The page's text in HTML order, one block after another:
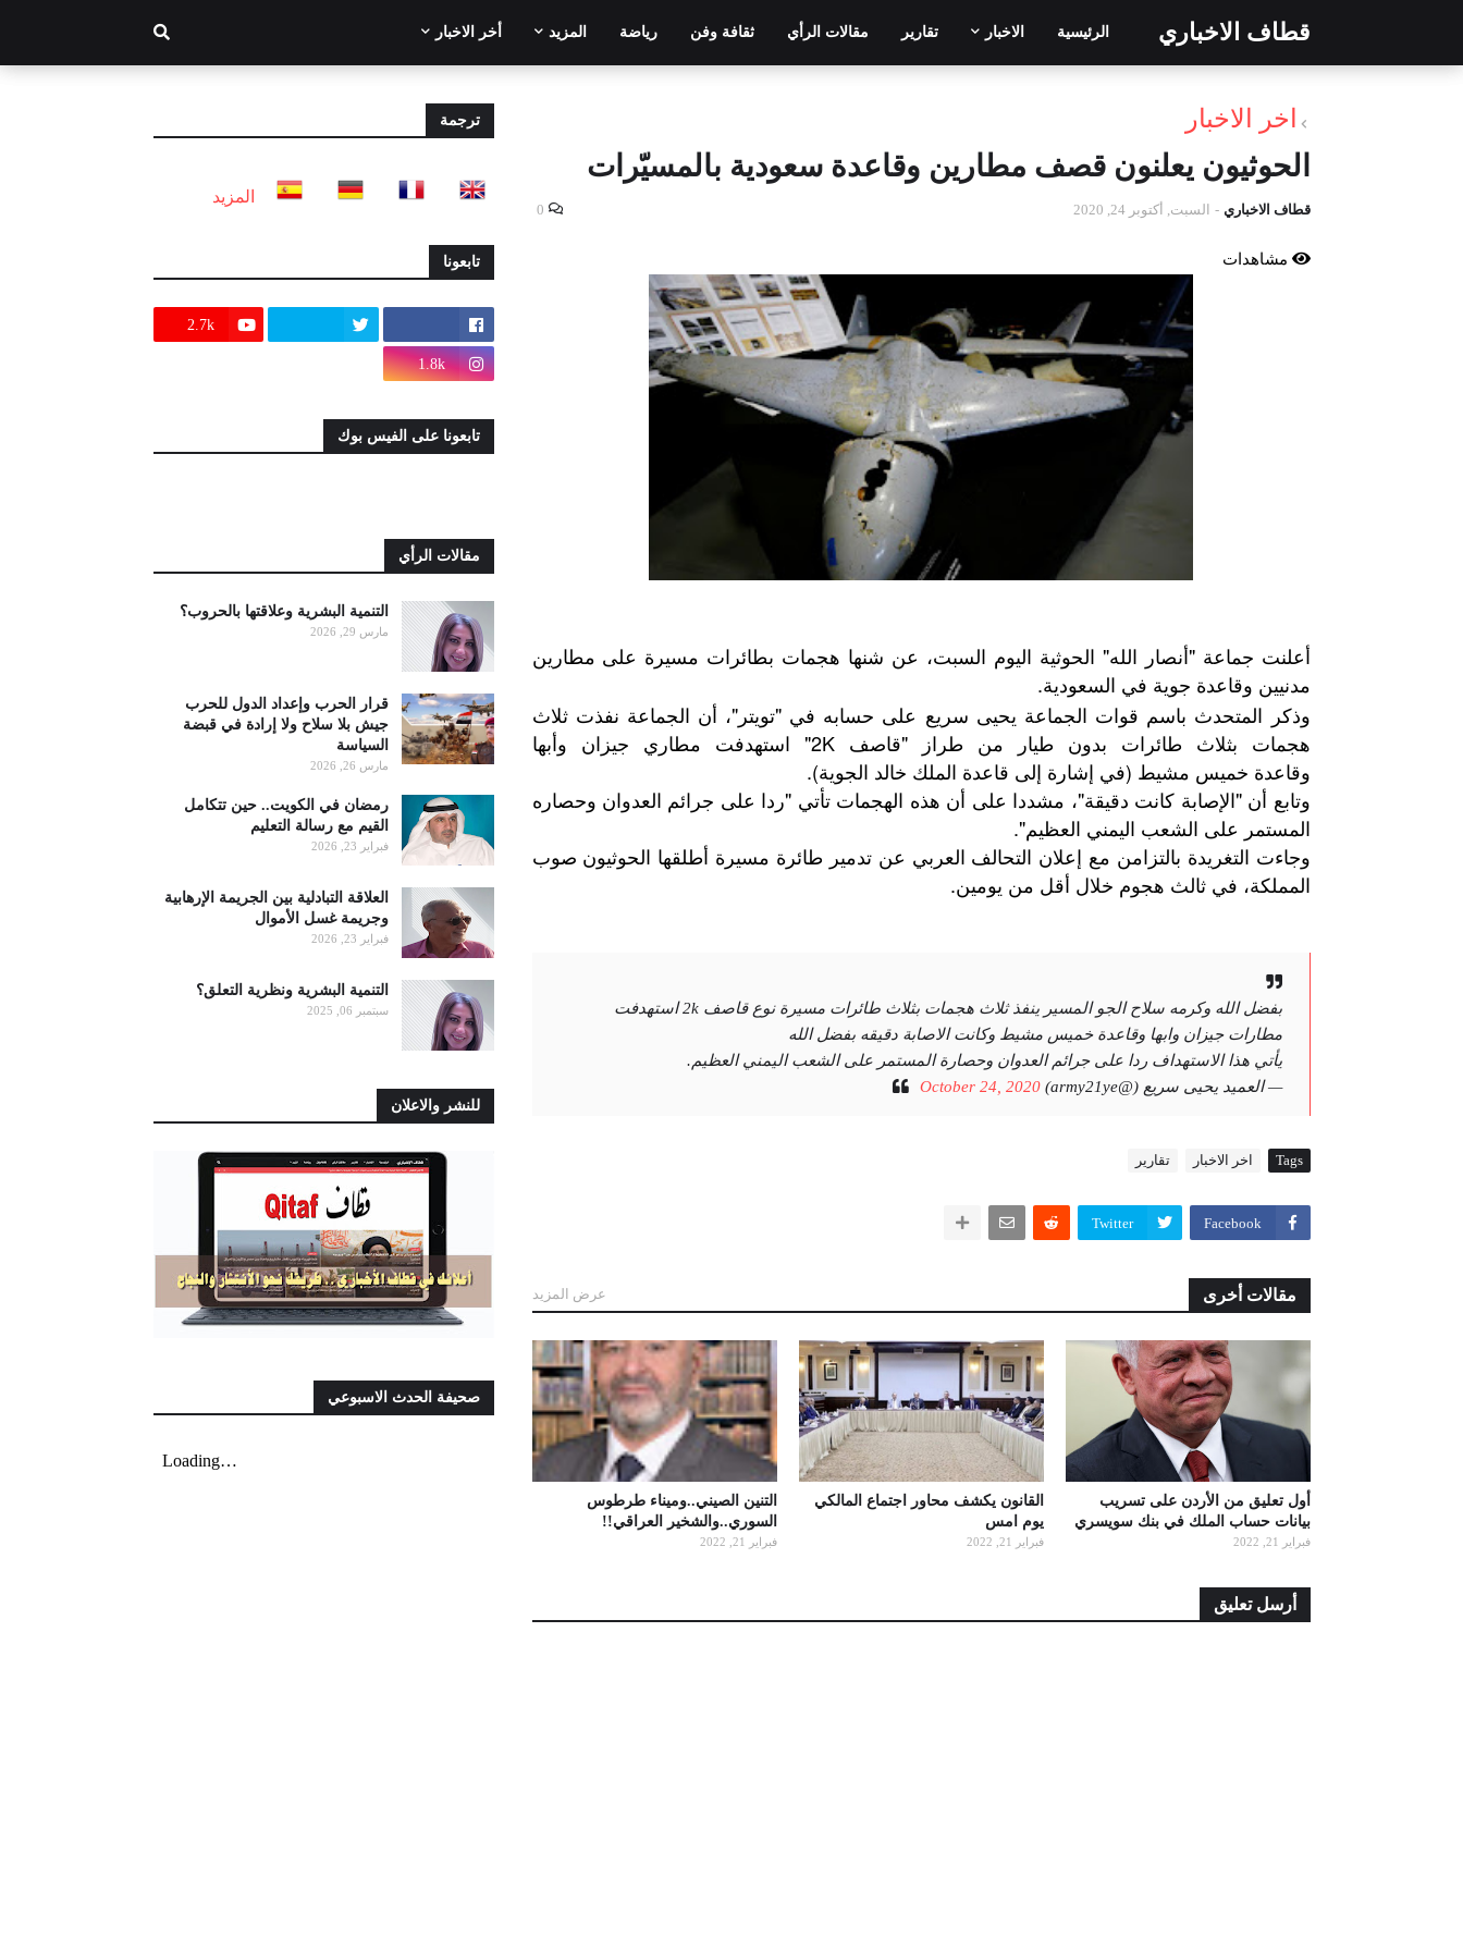
قطاف الاخباري الرئيسية الاخبار تقارير مقالات الرأي ثقافة وفن رياضة المزيد أخر الاخبار
اخر الاخبار
الحوثيون يعلنون قصف مطارين وقاعدة سعودية بالمسيّرات
قطاف الاخباري - السبت, أكتوبر 24, 2020 0
مشاهدات
أعلنت جماعة "أنصار الله" الحوثية اليوم السبت، عن شنها هجمات بطائرات مسيرة على مطارين
مدنيين وقاعدة جوية في السعودية.
وذكر المتحدث باسم قوات الجماعة يحيى سريع على حسابه في "تويتر"، أن الجماعة نفذت ثلاث
هجمات بثلاث طائرات بدون طيار من طراز "قاصف 2K" استهدفت مطاري جيزان وأبها
وقاعدة خميس مشيط (في إشارة إلى قاعدة الملك خالد الجوية).
وتابع أن "الإصابة كانت دقيقة"، مشددا على أن هذه الهجمات تأتي "ردا على جرائم العدوان وحصاره
المستمر على الشعب اليمني العظيم".
وجاءت التغريدة بالتزامن مع إعلان التحالف العربي عن تدمير طائرة مسيرة أطلقها الحوثيون صوب
المملكة، في ثالث هجوم خلال أقل من يومين.
بفضل الله وكرمه سلاح الجو المسير ينفذ ثلاث هجمات بثلاث طائرات مسيرة نوع قاصف 2k استهدفت
مطارات جيزان وابها وقاعدة خميس مشيط وكانت الاصابة دقيقه بفضل الله
يأتي هذا الاستهداف ردا على جرائم العدوان وحصارة المستمر على الشعب اليمني العظيم.
— العميد يحيى سريع (@army21ye)
October 24, 2020
Tags اخر الاخبار تقارير
Facebook
Twitter
مقالات أخرى عرض المزيد
أول تعليق من الأردن على تسريب
بيانات حساب الملك في بنك سويسري
فبراير 21, 2022
القانون يكشف محاور اجتماع المالكي
يوم امس
فبراير 21, 2022
التنين الصيني..وميناء طرطوس
السوري..والشخير العراقي!!
فبراير 21, 2022
أرسل تعليق
ترجمة
المزيد
تابعونا
2.7k
1.8k
تابعونا على الفيس بوك
مقالات الرأي
التنمية البشرية وعلاقتها بالحروب؟
مارس 29, 2026
قرار الحرب وإعداد الدول للحرب
جيش بلا سلاح ولا إرادة في قبضة
السياسة
مارس 26, 2026
رمضان في الكويت.. حين تتكامل
القيم مع رسالة التعليم
فبراير 23, 2026
العلاقة التبادلية بين الجريمة الإرهابية
وجريمة غسل الأموال
فبراير 23, 2026
التنمية البشرية ونظرية التعلق؟
سبتمبر 06, 2025
للنشر والاعلان
صحيفة الحدث الاسبوعي